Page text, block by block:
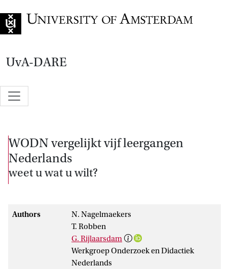
UvA-DARE
WODN vergelijkt vijf leergangen
Nederlands
weet u wat u wilt?
Authors
N. Nagelmaekers
T. Robben
G. Rijlaarsdam
Werkgroep Onderzoek en Didactiek
Nederlands